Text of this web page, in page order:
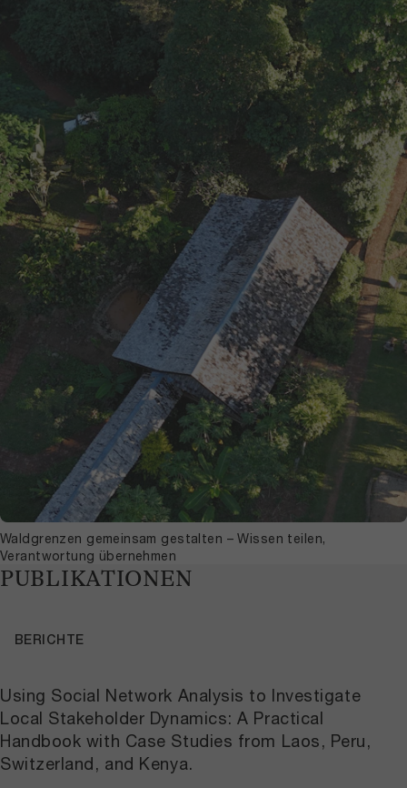
Waldgrenzen gemeinsam gestalten – Wissen teilen,
Verantwortung übernehmen
PUBLIKATIONEN
Using Social Network Analysis to Investigate
Local Stakeholder Dynamics: A Practical
Handbook with Case Studies from Laos, Peru,
Switzerland, and Kenya.
BERICHTE